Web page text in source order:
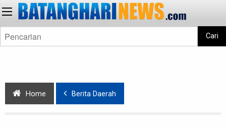
Cari
Home Berita Daerah